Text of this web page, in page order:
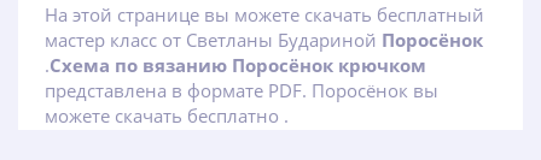
На этой странице вы можете скачать бесплатный
мастер класс от Светланы Будариной Поросёнок
.Схема по вязанию Поросёнок крючком
представлена в формате PDF. Поросёнок вы
можете скачать бесплатно .